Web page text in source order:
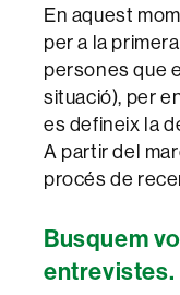
En aquest
per a la
persones que
situació), per
es defineix la
A partir del
procés de
Busquem
entrevistes.